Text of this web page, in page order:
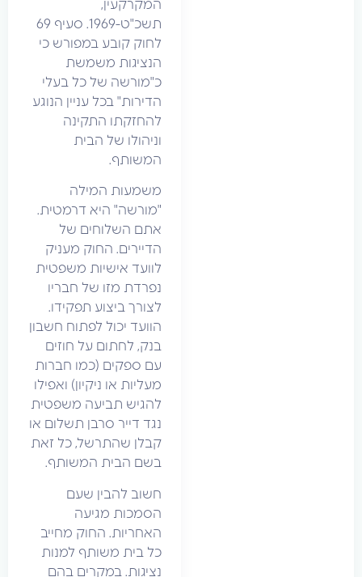
תשכ"ט-1969. סעיף 69
לחוק קובע במפורש כי
הנציגות משמשת
כ"מורשה של כל בעלי
הדירות" בכל עניין הנוגע
להחזקתו התקינה
וניהולו של הבית
משמעות המילה
"מורשה" היא דרמטית.
אתם השלוחים של
הדיירים. החוק מעניק
לוועד אישיות משפטית
נפרדת מזו של חבריו
לצורך ביצוע תפקידו.
הוועד יכול לפתוח חשבון
בנק, לחתום על חוזים
עם ספקים (כמו חברות
מעליות או ניקיון) ואפילו
להגיש תביעה משפטית
נגד דייר סרבן תשלום או
קבלן שהתרשל, כל זאת
בשם הבית המשותף.
חשוב להבין שעם
הסמכות מגיעה
האחריות. החוק מחייב
כל בית משותף למנות
נציגות. במקרים בהם